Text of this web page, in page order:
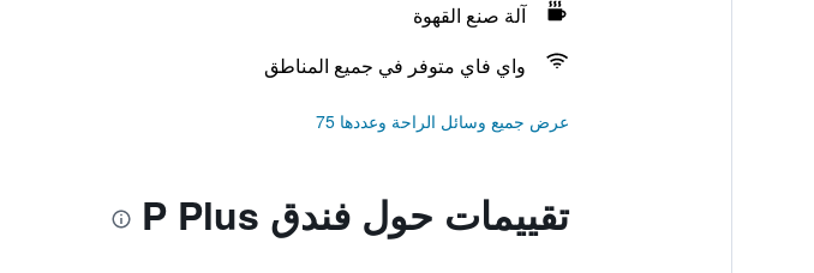
آلة صنع القهوة
واي فاي متوفر في جميع المناطق
عرض جميع وسائل الراحة وعددها 75
تقييمات حول فندق P Plus